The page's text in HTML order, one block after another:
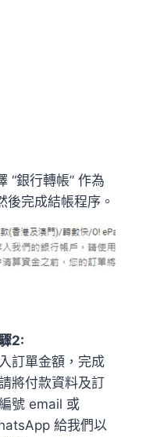
“銀行轉帳” 作為
後完成結帳程序。
2:
訂單金額，完成
將付款資料及訂
號 email 或
給我們以